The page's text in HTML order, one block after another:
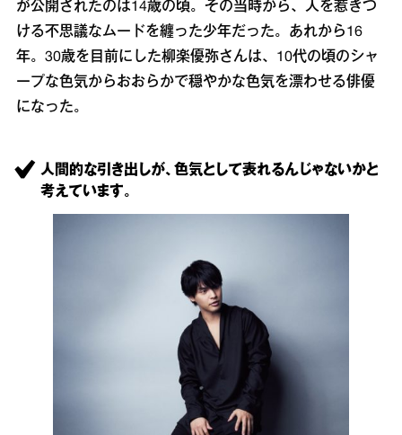
が公開されたのは14歳の頃。その当時から、人を惹きつ
ける不思議なムードを纏った少年だった。あれから16
年。30歳を目前にした柳楽優弥さんは、10代の頃のシャ
ープな色気からおおらかで穏やかな色気を漂わせる俳優
になった。
人間的な引き出しが、色気として表れるんじゃないかと
考えています。